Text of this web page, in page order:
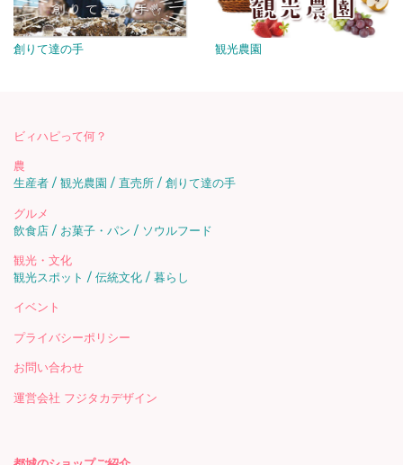
創りて達の手 観光農園
ビィハピって何？
農
生産者
観光農園 直売所 創りて達の手
グルメ
飲食店
お菓子・パン ソウルフード
観光・文化
観光スポット
伝統文化 暮らし
イベント
プライバシーポリシー
お問い合わせ
運営会社 フジタカデザイン